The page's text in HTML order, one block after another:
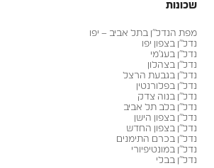
שכונות
מפת הנדל״ן בתל אביב – יפו
נדל״ן בצפון יפו
נדל״ן בעג׳מי
נדל״ן בצהלון
נדל״ן בגבעת הרצל
נדל״ן בפלורנטין
נדל״ן בנוה צדק
נדל״ן בלב תל אביב
נדל״ן בצפון הישן
נדל״ן בצפון החדש
נדל״ן בכרם התימנים
נדל״ן במונטיפיורי
נדל״ן בבלי